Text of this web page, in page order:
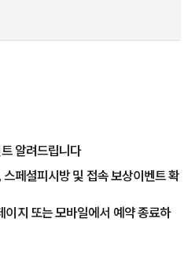
알려드립니다
페셜피시방 및 접속 보상이벤트 확
지 또는 모바일에서 예약 종료하